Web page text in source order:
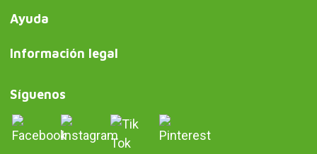
Ayuda
Información legal
Síguenos